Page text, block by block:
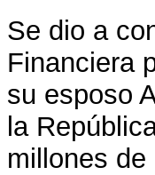
Se dio a
Financiera
su esposo
la
millones de